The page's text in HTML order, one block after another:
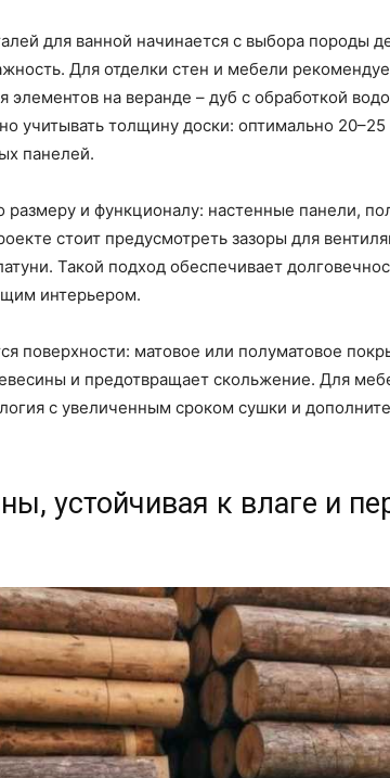
для ванной начинается с выбора породы
Для отделки стен и мебели
элементов на веранде – дуб с обработкой
учитывать толщину доски: оптимально
панелей.
и функционалу: настенные панели,
стоит предусмотреть зазоры для
Такой подход обеспечивает
интерьером.
поверхности: матовое или полуматовое
и предотвращает скольжение. Для
с увеличенным сроком сушки и
устойчивая к влаге и